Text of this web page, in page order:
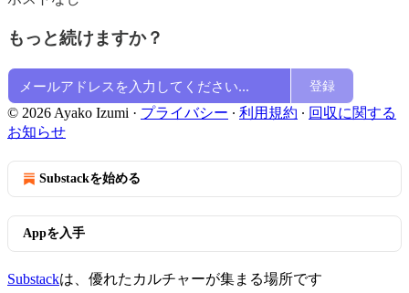
もっと続けますか？
登録
© 2026 Ayako Izumi · プライバシー ∙ 利用規約 ∙ 回収に関する
お知らせ
Substackを始める
Appを入手
Substackは、優れたカルチャーが集まる場所です